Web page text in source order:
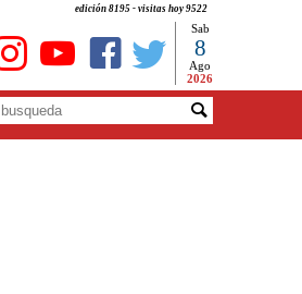
edición 8195 - visitas hoy 9522
Sab
8
Ago
2026